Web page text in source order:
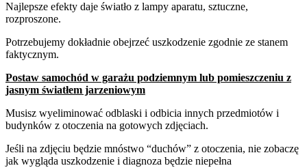
Najlepsze efekty daje światło z lampy aparatu, sztuczne,
rozproszone.
Potrzebujemy dokładnie obejrzeć uszkodzenie zgodnie ze stanem
faktycznym.
Postaw samochód w garażu podziemnym lub pomieszczeniu z
jasnym światłem jarzeniowym
Musisz wyeliminować odblaski i odbicia innych przedmiotów i
budynków z otoczenia na gotowych zdjęciach.
Jeśli na zdjęciu będzie mnóstwo “duchów” z otoczenia, nie zobaczę
jak wygląda uszkodzenie i diagnoza będzie niepełna